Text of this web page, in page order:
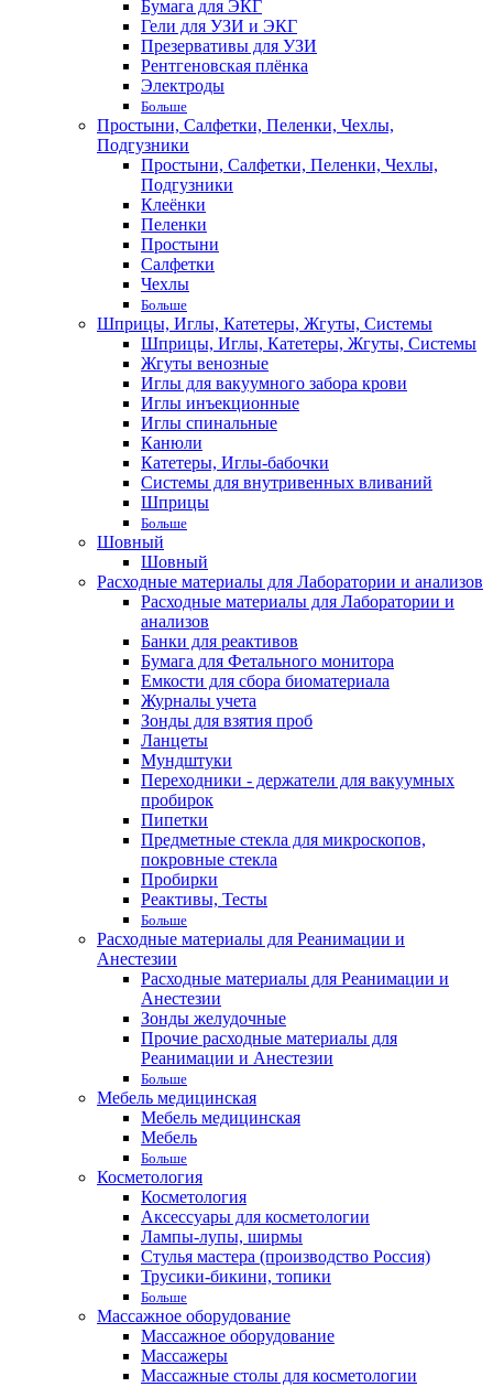
Бумага для ЭКГ
Гели для УЗИ и ЭКГ
Презервативы для УЗИ
Рентгеновская плёнка
Электроды
Больше
Простыни, Салфетки, Пеленки, Чехлы,
Подгузники
Простыни, Салфетки, Пеленки, Чехлы,
Подгузники
Клеёнки
Пеленки
Простыни
Салфетки
Чехлы
Больше
Шприцы, Иглы, Катетеры, Жгуты, Системы
Шприцы, Иглы, Катетеры, Жгуты, Системы
Жгуты венозные
Иглы для вакуумного забора крови
Иглы инъекционные
Иглы спинальные
Канюли
Катетеры, Иглы-бабочки
Системы для внутривенных вливаний
Шприцы
Больше
Шовный
Шовный
Расходные материалы для Лаборатории и анализов
Расходные материалы для Лаборатории и
анализов
Банки для реактивов
Бумага для Фетального монитора
Емкости для сбора биоматериала
Журналы учета
Зонды для взятия проб
Ланцеты
Мундштуки
Переходники - держатели для вакуумных
пробирок
Пипетки
Предметные стекла для микроскопов,
покровные стекла
Пробирки
Реактивы, Тесты
Больше
Расходные материалы для Реанимации и
Анестезии
Расходные материалы для Реанимации и
Анестезии
Зонды желудочные
Прочие расходные материалы для
Реанимации и Анестезии
Больше
Мебель медицинская
Мебель медицинская
Мебель
Больше
Косметология
Косметология
Аксессуары для косметологии
Лампы-лупы, ширмы
Стулья мастера (производство Россия)
Трусики-бикини, топики
Больше
Массажное оборудование
Массажное оборудование
Массажеры
Массажные столы для косметологии